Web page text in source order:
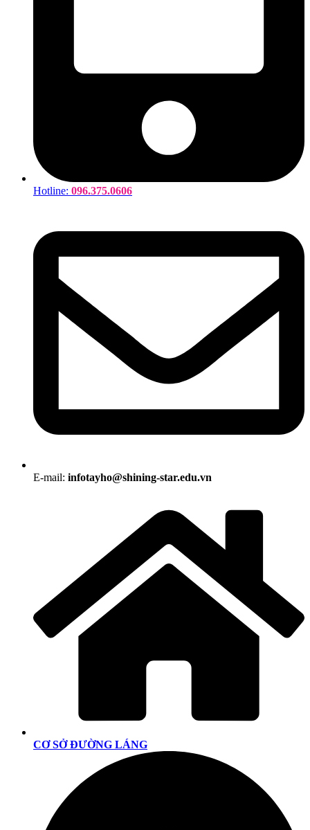
Hotline: 096.375.0606
E-mail: infotayho@shining-star.edu.vn
CƠ SỞ ĐƯỜNG LÁNG